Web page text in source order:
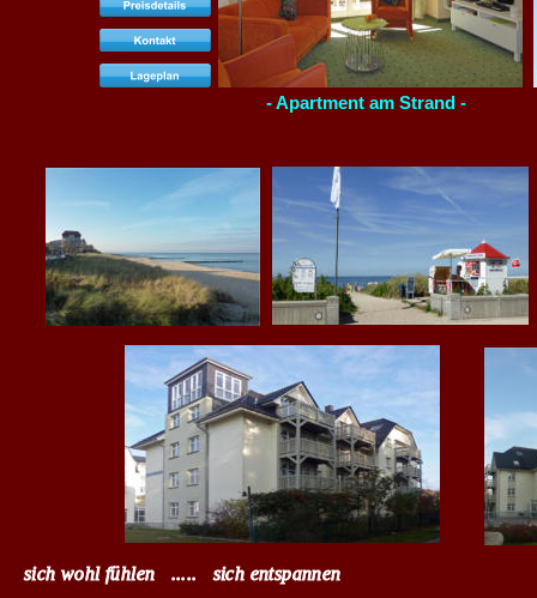
- Apartment am Strand -
sich wohl fühlen   .....   sich entspannen